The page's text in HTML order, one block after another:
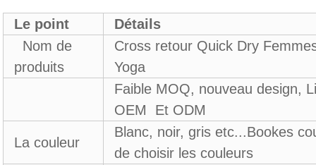
Le point
Détails
Nom de
produits
Cross retour Quick Dry
Yoga
Faible MOQ, nouveau design,
OEM Et ODM
La couleur
Blanc, noir, gris etc...Bookes
de choisir les couleurs